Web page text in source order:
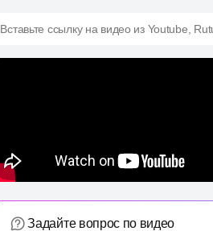
Вставьте ссылку на видео из Youtube,
Задайте вопрос по видео